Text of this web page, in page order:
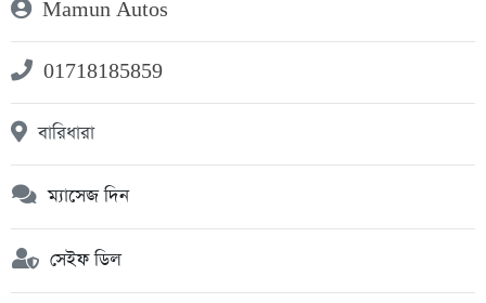
Mamun Autos
01718185859
বারিধারা
ম্যাসেজ দিন
সেইফ ডিল